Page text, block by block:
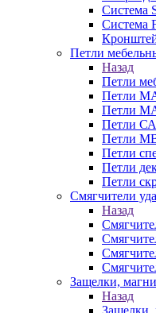
Система
Система
Петли
Назад
Петли
Петли
Петли
Петли
Петли
Петли
Петли
Петли
Смягчители
Назад
Защелки,
Назад
Защелки,